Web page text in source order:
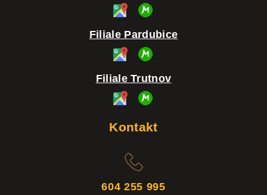
Filiale Pardubice
Filiale Trutnov
Kontakt
604 255 995